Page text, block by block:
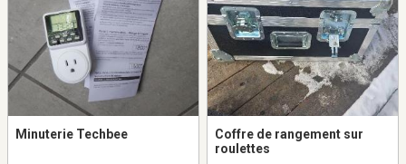
Minuterie Techbee
Coffre de rangement sur
roulettes